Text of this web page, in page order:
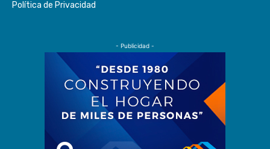
Política de Privacidad
- Publicidad -